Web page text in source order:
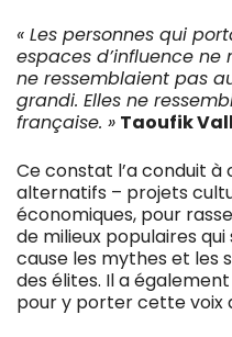
« Les personnes qui
espaces d’influence ne
ne ressemblaient pas
grandi. Elles ne
française. » Taoufik
Ce constat l’a conduit à
alternatifs – projets
économiques, pour
de milieux populaires
cause les mythes et les
des élites. Il a
pour y porter cette voix